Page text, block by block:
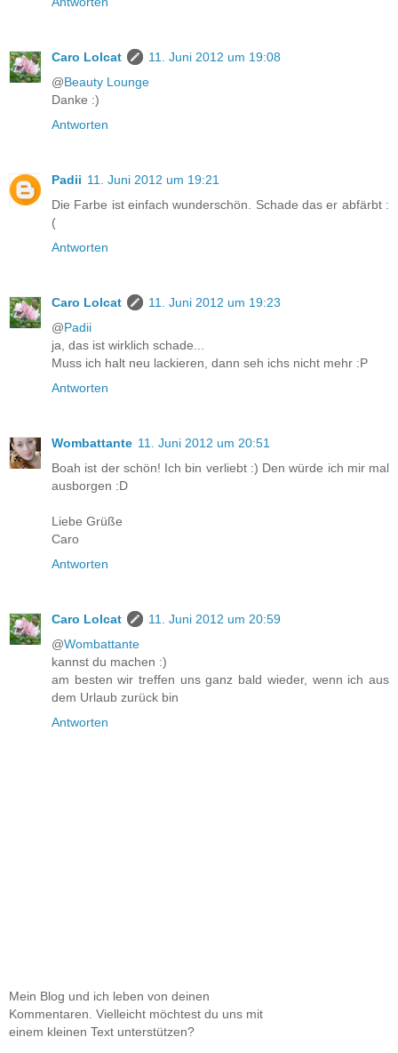
Caro Lolcat
11. Juni 2012 um 19:08
@Beauty Lounge
Danke :)
Antworten
Padii 11. Juni 2012 um 19:21
Die Farbe ist einfach wunderschön. Schade das er abfärbt :
(
Antworten
Caro Lolcat
11. Juni 2012 um 19:23
@Padii
ja, das ist wirklich schade...
Muss ich halt neu lackieren, dann seh ichs nicht mehr :P
Antworten
Wombattante 11. Juni 2012 um 20:51
Boah ist der schön! Ich bin verliebt :) Den würde ich mir mal
ausborgen :D
Liebe Grüße
Caro
Antworten
Caro Lolcat
11. Juni 2012 um 20:59
@Wombattante
kannst du machen :)
am besten wir treffen uns ganz bald wieder, wenn ich aus
dem Urlaub zurück bin
Antworten
Mein Blog und ich leben von deinen
Kommentaren. Vielleicht möchtest du uns mit
einem kleinen Text unterstützen?